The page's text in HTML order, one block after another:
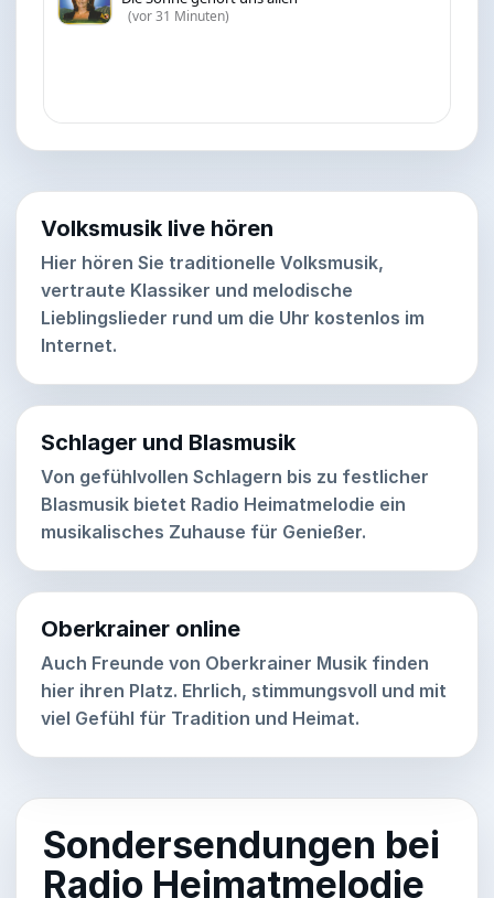
Volksmusik live hören
Hier hören Sie traditionelle Volksmusik,
vertraute Klassiker und melodische
Lieblingslieder rund um die Uhr kostenlos im
Internet.
Schlager und Blasmusik
Von gefühlvollen Schlagern bis zu festlicher
Blasmusik bietet Radio Heimatmelodie ein
musikalisches Zuhause für Genießer.
Oberkrainer online
Auch Freunde von Oberkrainer Musik finden
hier ihren Platz. Ehrlich, stimmungsvoll und mit
viel Gefühl für Tradition und Heimat.
Sondersendungen bei
Radio Heimatmelodie